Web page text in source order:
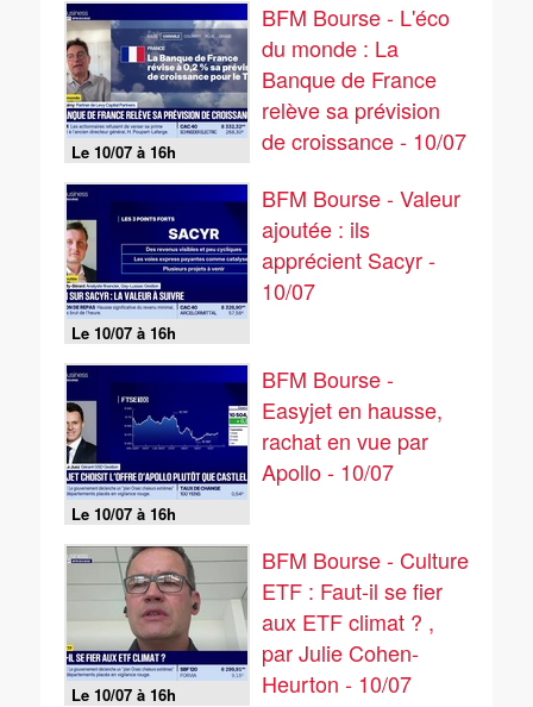
Le 10/07 à 16h
BFM Bourse - L'éco
du monde : La
Banque de France
relève sa prévision
de croissance - 10/07
Le 10/07 à 16h
BFM Bourse - Valeur
ajoutée : ils
apprécient Sacyr -
10/07
Le 10/07 à 16h
BFM Bourse -
Easyjet en hausse,
rachat en vue par
Apollo - 10/07
Le 10/07 à 16h
BFM Bourse - Culture
ETF : Faut-il se fier
aux ETF climat ? ,
par Julie Cohen-
Heurton - 10/07